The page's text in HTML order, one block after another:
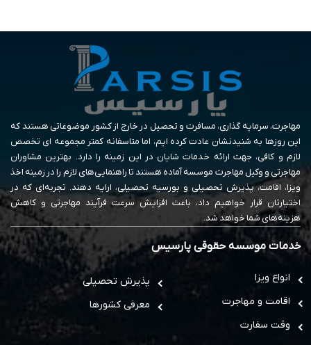
مهاجرت، سرمایه گذاری، مسافرت و تحصیل در خارج از کشور موضوعاتی هستند که
این روزها به شنیدنشان عادت کرده ایم، اما متاسفانه کمتر مجموعه ای تخصص
لازم و کافی، جهت ارائه خدمات شایان در این زمینه را دارد. بهترین مشاوران
مهاجرتی و وکیل مهاجرت موسسه آماده هستند تا راهنمایی‌های لازم را در زمینه اخذ
ویزا، اقامت، پذیرش تحصیلی و بورسیه تحصیلی، ارایه دهند. تجربه‌ای که در
اختیارتان قرار خواهیم داد، باعث افزایش سرعت فرآیند مهاجرتی و کاهش
هزینه‌های شما خواهد شد.
خدمات موسسه حقوقی پارسیس
انواع ویزا
اقامت و مهاجرت
وقت سفارت
پذیرش تحصیلی
معرفی کشورها